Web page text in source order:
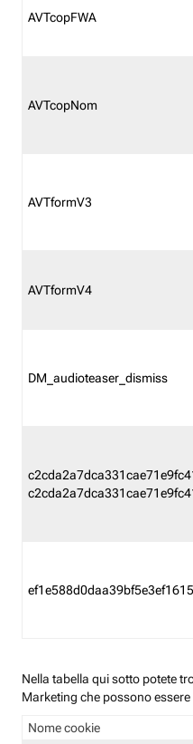
AVTcopFWA
AVTcopNom
AVTformV3
AVTformV4
DM_audioteaser_dismiss
Nella tabella qui sotto potete
Marketing che possono
Nome cookie